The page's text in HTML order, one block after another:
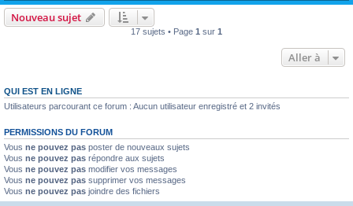
Nouveau sujet
17 sujets • Page 1 sur 1
Aller à
QUI EST EN LIGNE
Utilisateurs parcourant ce forum : Aucun utilisateur enregistré et 2 invités
PERMISSIONS DU FORUM
Vous ne pouvez pas poster de nouveaux sujets
Vous ne pouvez pas répondre aux sujets
Vous ne pouvez pas modifier vos messages
Vous ne pouvez pas supprimer vos messages
Vous ne pouvez pas joindre des fichiers